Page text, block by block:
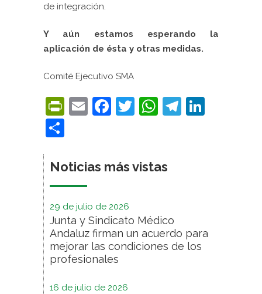
de integración.
Y aún estamos esperando la
aplicación de ésta y otras medidas.
Comité Ejecutivo SMA
PrintFriendly
EmailFacebook
Twitter
WhatsApp
Noticias más vistas
29 de julio de 2026
Junta y Sindicato Médico
Andaluz firman un acuerdo para
mejorar las condiciones de los
profesionales
16 de julio de 2026